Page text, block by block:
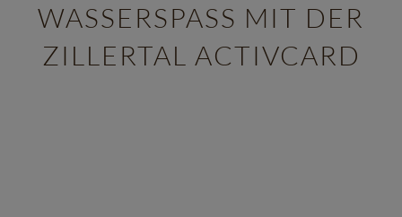
WASSERSPASS MIT DER Z
ILLERTAL ACTIVCARD